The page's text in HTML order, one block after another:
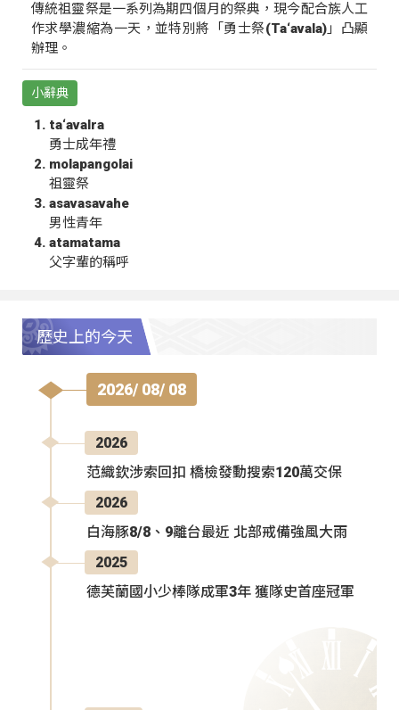
傳統祖靈祭是一系列為期四個月的祭典，現今配合族人工
作求學濃縮為一天，並特別將「勇士祭(Ta‘avala)」凸顯
辦理。
小辭典
ta‘avalra
勇士成年禮
molapangolai
祖靈祭
asavasavahe
男性青年
atamatama
父字輩的稱呼
歷史上的今天
2026/ 08/ 08
2026
范織欽涉索回扣 橋檢發動搜索120萬交保
2026
白海豚8/8、9離台最近 北部戒備強風大雨
2025
德芙蘭國小少棒隊成軍3年 獲隊史首座冠軍